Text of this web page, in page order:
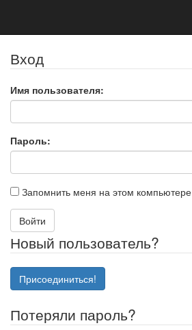
Вход
Имя пользователя:
Пароль:
Запомнить меня на этом компьютере
Войти
Новый пользователь?
Присоединиться!
Потеряли пароль?